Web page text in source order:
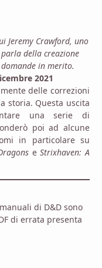
Jeremy Crawford, uno
della creazione
in merito.
2021
delle correzioni
storia. Questa uscita
una serie di
poi ad alcune
in particolare su
eStrixhaven: A
di D&D sono
di errata presenta